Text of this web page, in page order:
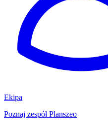
Ekipa
Poznaj zespół Planszeo